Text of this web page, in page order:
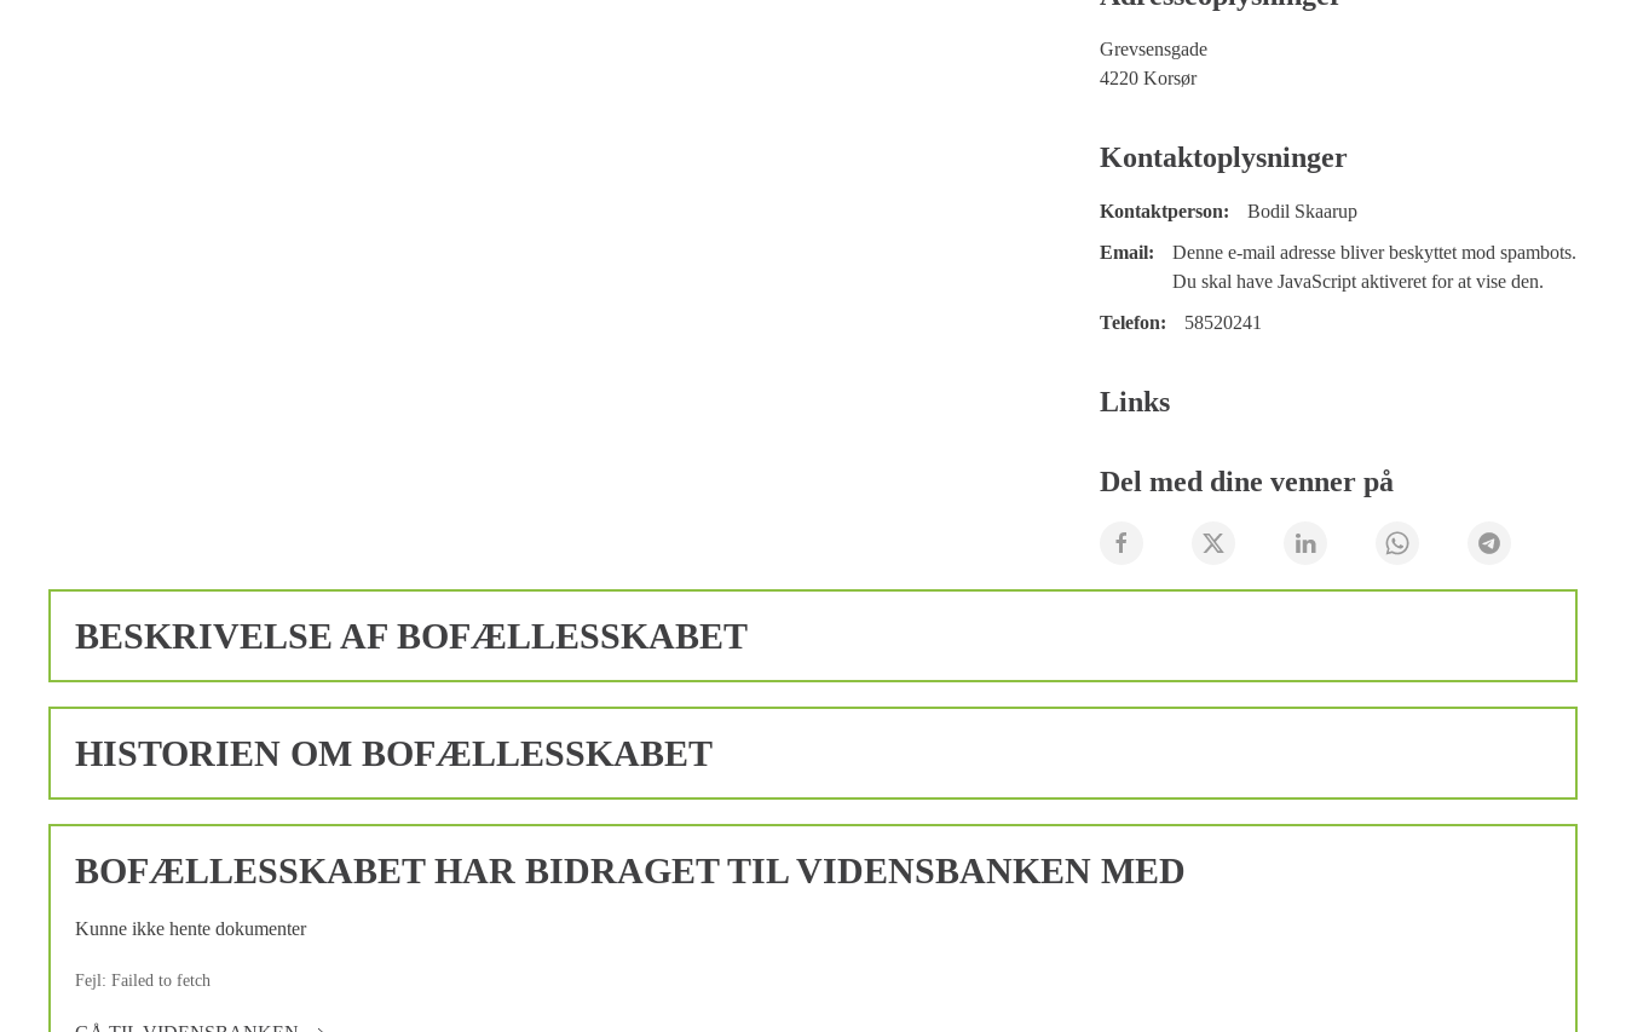
Grevsensgade
4220 Korsør
Kontaktoplysninger
Kontaktperson:
Bodil Skaarup
Email:
Denne e-mail adresse bliver beskyttet mod spambots.
Du skal have JavaScript aktiveret for at vise den.
Telefon:
58520241
Links
Del med dine venner på
BESKRIVELSE AF BOFÆLLESSKABET
HISTORIEN OM BOFÆLLESSKABET
BOFÆLLESSKABET HAR BIDRAGET TIL VIDENSBANKEN MED
Kunne ikke hente dokumenter
Fejl: Failed to fetch